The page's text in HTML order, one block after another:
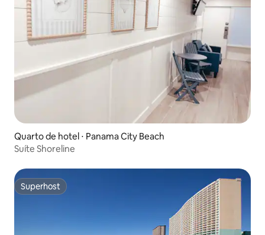
Quarto de hotel ⋅ Panama City Beach
Suíte Shoreline
Superhost
Superhost